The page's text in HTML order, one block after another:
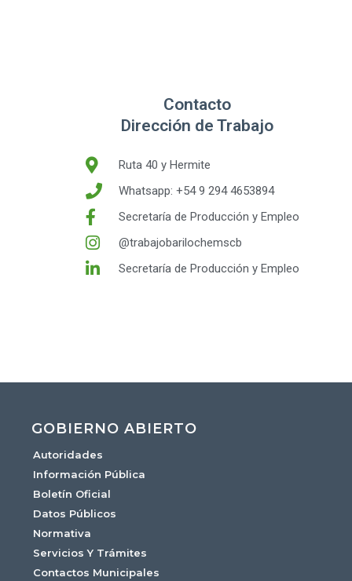
Contacto
Dirección de Trabajo
Ruta 40 y Hermite
Whatsapp: +54 9 294 4653894
Secretaría de Producción y Empleo
@trabajobarilochemscb
Secretaría de Producción y Empleo
GOBIERNO ABIERTO
Autoridades
Información Pública
Boletín Oficial
Datos Públicos
Normativa
Servicios Y Trámites
Contactos Municipales